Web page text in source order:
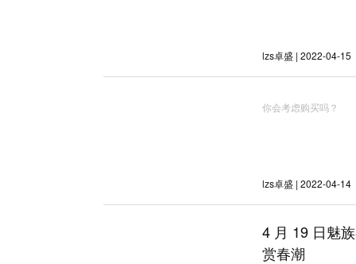
lzs卓盛 | 2022-04-15
你会考虑购买吗？
lzs卓盛 | 2022-04-14
4 月 19 日魅
赏春潮